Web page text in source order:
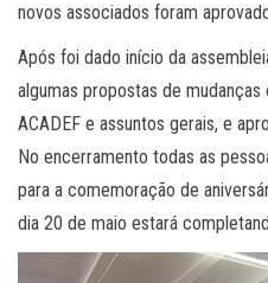
novos associados foram
Após foi dado início da
algumas propostas de
ACADEF e assuntos gerais, e
No encerramento todas as
para a comemoração de
dia 20 de maio estará